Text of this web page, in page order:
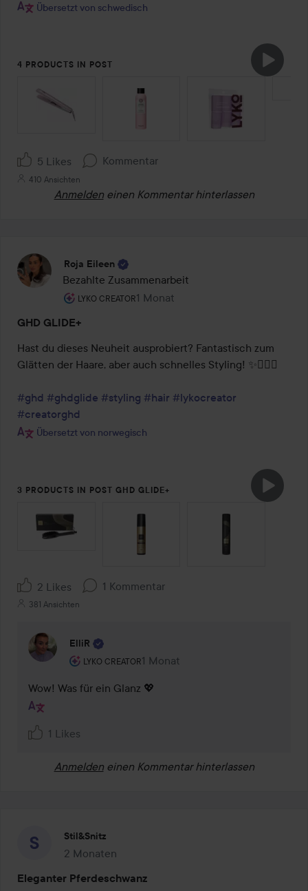
Übersetzt von schwedisch
4 PRODUCTS IN POST
SEKTION ÜBERSPRINGEN
5 Likes Kommentar
410 Ansichten
Anmelden einen Kommentar hinterlassen
Roja Eileen
Bezahlte Zusammenarbeit
LYKO CREATOR
Rolle des Benutzers: Lyko Creator.
1 Monat
Der Beitrag wurde 1 Monat erstellt
GHD GLIDE+
Hast du dieses Neuheit ausprobiert? Fantastisch zum
Glätten der Haare, aber auch schnelles Styling! ✨💆🏽‍♀️
#ghd #ghdglide #styling #hair #lykocreator
#creatorghd
Übersetzt von norwegisch
3 PRODUCTS IN POST GHD GLIDE+
SEKTION ÜBERSPRINGEN
2 Likes 1 Kommentar
381 Ansichten
ElliR
LYKO CREATOR
Rolle des Benutzers: Lyko Creator.
1 Monat
Kommentaren lades 1 Monat
Wow! Was für ein Glanz 💖
1 Likes
Anmelden einen Kommentar hinterlassen
Stil&Snitz
2 Monaten
Der Beitrag wurde 2 Monaten erstellt
Eleganter Pferdeschwanz